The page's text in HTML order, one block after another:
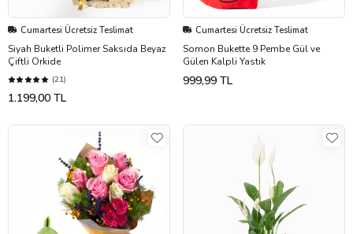
Cumartesi Ücretsiz Teslimat
Siyah Buketli Polimer Saksıda Beyaz
Çiftli Orkide
(21)
1.199,00 TL
Cumartesi Ücretsiz Teslimat
Somon Bukette 9 Pembe Gül ve
Gülen Kalpli Yastık
999,99 TL